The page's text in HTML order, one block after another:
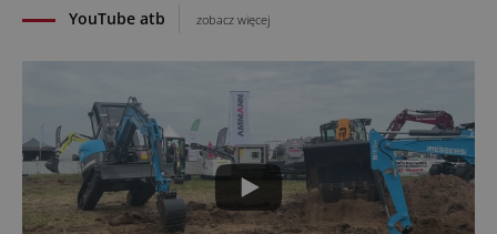
YouTube atb zobacz więcej